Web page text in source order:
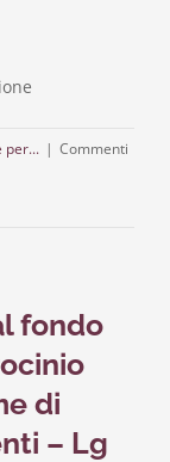
per... | Commenti
fondo
di
– Lg